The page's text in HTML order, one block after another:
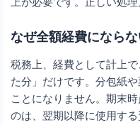
なぜ全額経費になら
税務上、経費として計上
た分」だけです。分包紙
ことになりません。期末
のは、翌期以降に使用す